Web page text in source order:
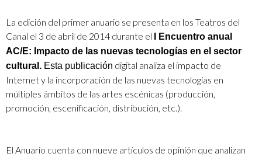
La edición del primer anuario se presenta en los Teatros del
Canal el 3 de abril de 2014 durante el
I Encuentro anual
AC/E: Impacto de las nuevas tecnologías en el sector
cultural. Esta publicación digital analiza el impacto de
Internet y la incorporación de las nuevas tecnologías en
múltiples ámbitos de las artes escénicas (producción,
promoción, escenificación, distribución, etc.).
El Anuario cuenta con nueve artículos de opinión que analizan